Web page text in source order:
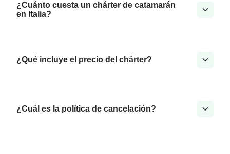
¿Cuánto cuesta un chárter de catamarán
en Italia?
¿Qué incluye el precio del chárter?
¿Cuál es la política de cancelación?